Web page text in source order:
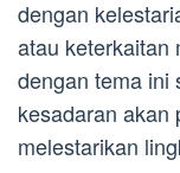
dengan
atau keterkaitan
dengan tema ini
kesadaran akan
melestarikan